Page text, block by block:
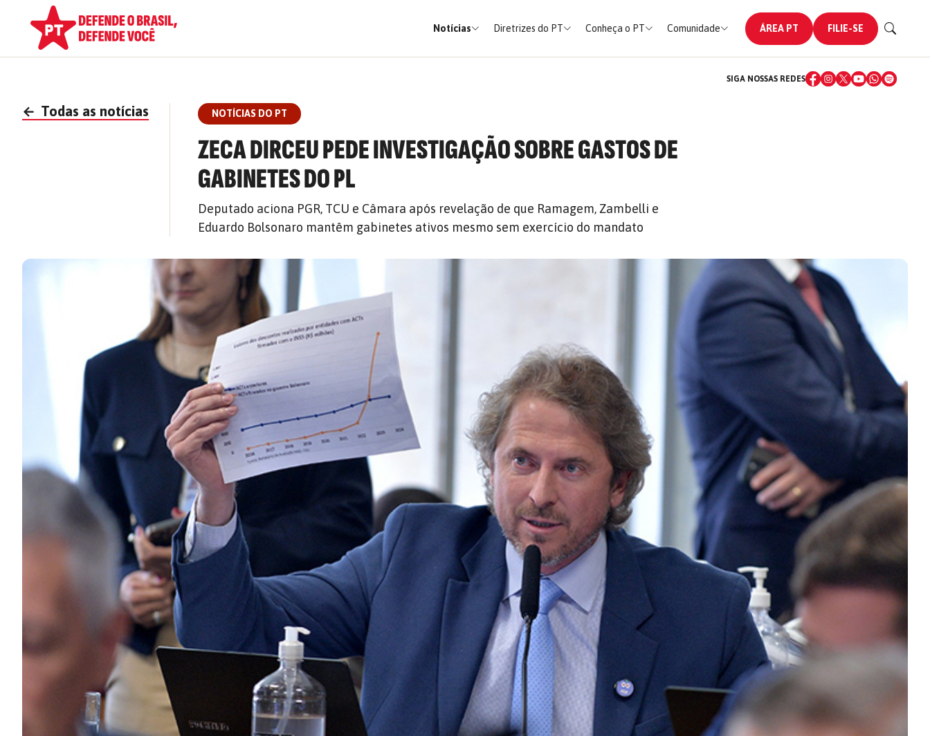
Notícias Diretrizes do PT Conheça o PT Comunidade ÁREA PT FILIE-SE
SIGA NOSSAS REDES
← Todas as notícias NOTÍCIAS DO PT
ZECA DIRCEU PEDE INVESTIGAÇÃO SOBRE GASTOS DE
GABINETES DO PL
Deputado aciona PGR, TCU e Câmara após revelação de que Ramagem, Zambelli e
Eduardo Bolsonaro mantêm gabinetes ativos mesmo sem exercício do mandato